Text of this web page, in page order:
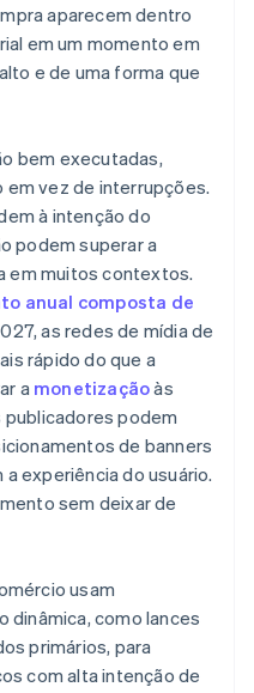
aparecem dentro
em um momento em
e de uma forma que
bem executadas,
vez de interrupções.
à intenção do
podem superar a
em muitos contextos.
anual composta de
as redes de mídia de
rápido do que a
a monetizaçãoàs
podem
de banners
experiência do usuário.
sem deixar de
usam
dinâmica, como lances
primários, para
com alta intenção de